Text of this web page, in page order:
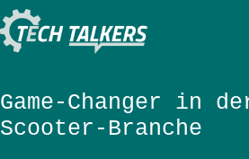
Zum
Inhalt
springen
Game-Changer in
Scooter-Branche